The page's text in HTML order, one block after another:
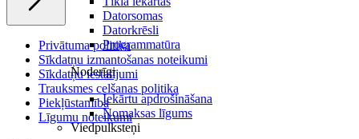
Datorsomas
Datorkrēsli
Programmatūra
Noderīgi
Iekārtu apdrošināšana
Nomaksas līgums
Viedpulksteņi
Privātuma politika
Sīkdatņu izmantošanas noteikumi
Sīkdatņu iestatījumi
Trauksmes celšanas politika
Piekļūstamība
Līgumu noteikumi